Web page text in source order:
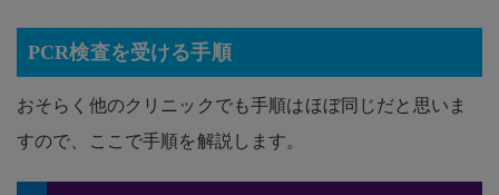
PCR検査を受ける手順
おそらく他のクリニックでも手順はほぼ同じだと思いま
すので、ここで手順を解説します。